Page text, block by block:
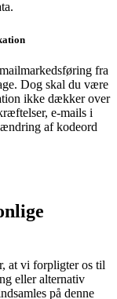
fra
Dog skal du være
ikke dækker over
e-mails i
af kodeord
at vi forpligter os til
eller alternativ
på denne